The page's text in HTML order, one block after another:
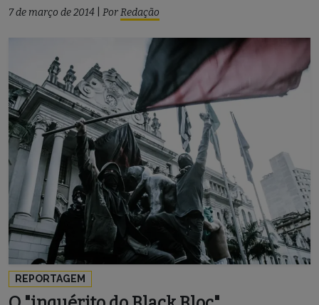
7 de março de 2014 PorRedação
REPORTAGEM